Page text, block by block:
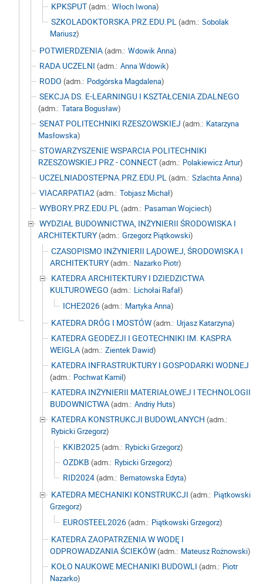
KPKSPUT(adm.: Włoch Iwona)
SZKOLADOKTORSKA.PRZ.EDU.PL(adm.: Sobolak
Mariusz)
POTWIERDZENIA(adm.: Wdowik Anna)
RADA UCZELNI (adm.: Anna Wdowik)
RODO (adm.: Podgórska Magdalena)
SEKCJA DS. E-LEARNINGU I KSZTAŁCENIA ZDALNEGO
(adm.: Tatara Bogusław)
SENAT POLITECHNIKI RZESZOWSKIEJ (adm.: Katarzyna
Masłowska)
STOWARZYSZENIE WSPARCIA POLITECHNIKI
RZESZOWSKIEJ PRZ - CONNECT(adm.: Polakiewicz Artur)
UCZELNIADOSTEPNA.PRZ.EDU.PL(adm.: Szlachta Anna)
VIACARPATIA2(adm.: Tobjasz Michał)
WYBORY.PRZ.EDU.PL(adm.: Pasaman Wojciech)
WYDZIAŁ BUDOWNICTWA, INŻYNIERII ŚRODOWISKA I
ARCHITEKTURY(adm.: Grzegorz Piątkowski)
CZASOPISMO INŻYNIERII LĄDOWEJ, ŚRODOWISKA I
ARCHITEKTURY(adm.: Nazarko Piotr)
KATEDRA ARCHITEKTURY I DZIEDZICTWA
KULTUROWEGO (adm.: Lichołai Rafał)
ICHE2026(adm.: Martyka Anna)
KATEDRA DRÓG I MOSTÓW(adm.: Urjasz Katarzyna)
KATEDRA GEODEZJI I GEOTECHNIKI IM. KASPRA
WEIGLA(adm.: Zientek Dawid)
KATEDRA INFRASTRUKTURY I GOSPODARKI WODNEJ
(adm.: Pochwat Kamil)
KATEDRA INŻYNIERII MATERIAŁOWEJ I TECHNOLOGII
BUDOWNICTWA(adm.: Andriy Huts)
KATEDRA KONSTRUKCJI BUDOWLANYCH (adm.:
Rybicki Grzegorz)
KKIB2025(adm.: Rybicki Grzegorz)
OZDKB (adm.: Rybicki Grzegorz)
RID2024(adm.: Bernatowska Edyta)
KATEDRA MECHANIKI KONSTRUKCJI (adm.: Piątkowski
Grzegorz)
EUROSTEEL2026(adm.: Piątkowski Grzegorz)
KATEDRA ZAOPATRZENIA W WODĘ I
ODPROWADZANIA ŚCIEKÓW(adm.: Mateusz Rożnowski)
KOŁO NAUKOWE MECHANIKI BUDOWLI (adm.: Piotr
Nazarko)